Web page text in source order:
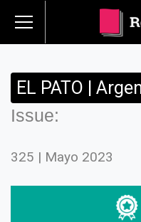
EL PATO |
Issue:
325 | Mayo 2023